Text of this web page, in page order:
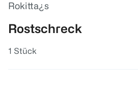
Rokitta¿s
Rostschreck
1 Stück